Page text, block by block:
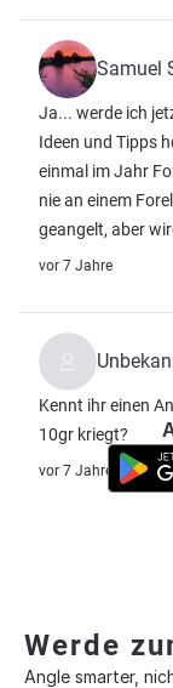
Samuel
Ja... werde ich
Ideen und Tipps
einmal im Jahr
nie an einem
geangelt, aber
vor 7 Jahre
Kennt ihr einen
10gr kriegt?
vor 7 Jahre
Werde
Angle smarter,